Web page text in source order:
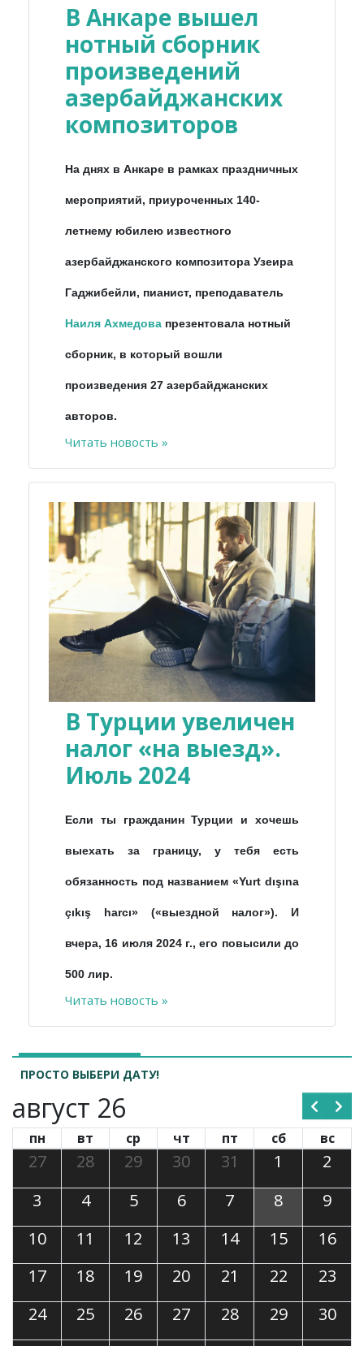
В Анкаре вышел
нотный сборник
произведений
азербайджанских
композиторов
На днях в Анкаре в рамках праздничных
мероприятий, приуроченных 140-
летнему юбилею известного
азербайджанского композитора Узеира
Гаджибейли, пианист, преподаватель
Наиля Ахмедова презентовала нотный
сборник, в который вошли
произведения 27 азербайджанских
авторов.
Читать новость »
В Турции увеличен
налог «на выезд».
Июль 2024
Если ты гражданин Турции и хочешь
выехать за границу, у тебя есть
обязанность под названием «Yurt dışına
çıkış harcı» («выездной налог»). И
вчера, 16 июля 2024 г., его повысили до
500 лир.
Читать новость »
ПРОСТО ВЫБЕРИ ДАТУ!
август 26
пн вт ср чт пт сб вс
27 28 29 30 31 1
2
3
4 5 6 7 8
9
10
11 12 13 14 15
16
17
18 19 20 21 22
23
24
25 26 27 28 29
30